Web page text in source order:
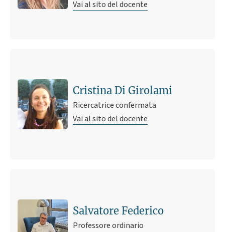
Vai al sito del docente
Cristina Di Girolami
Ricercatrice confermata
Vai al sito del docente
Salvatore Federico
Professore ordinario